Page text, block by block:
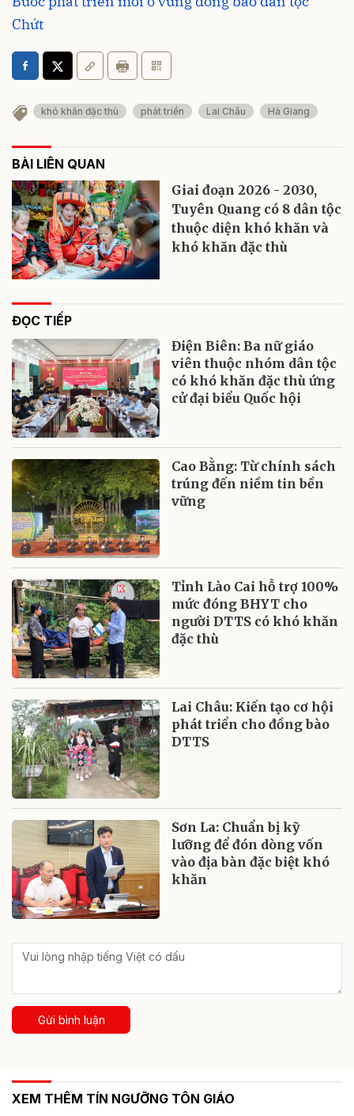
Chứt
khó khăn đặc thù phát triển Lai Châu Hà Giang
BÀI LIÊN QUAN
Giai đoạn 2026 - 2030,
Tuyên Quang có 8 dân tộc
thuộc diện khó khăn và
khó khăn đặc thù
ĐỌC TIẾP
Điện Biên: Ba nữ giáo
viên thuộc nhóm dân tộc
có khó khăn đặc thù ứng
cử đại biểu Quốc hội
Cao Bằng: Từ chính sách
trúng đến niềm tin bền
vững
Tỉnh Lào Cai hỗ trợ 100%
mức đóng BHYT cho
người DTTS có khó khăn
đặc thù
Lai Châu: Kiến tạo cơ hội
phát triển cho đồng bào
DTTS
Sơn La: Chuẩn bị kỹ
lưỡng để đón dòng vốn
vào địa bàn đặc biệt khó
khăn
Gửi bình luận
XEM THÊM TÍN NGƯỠNG TÔN GIÁO